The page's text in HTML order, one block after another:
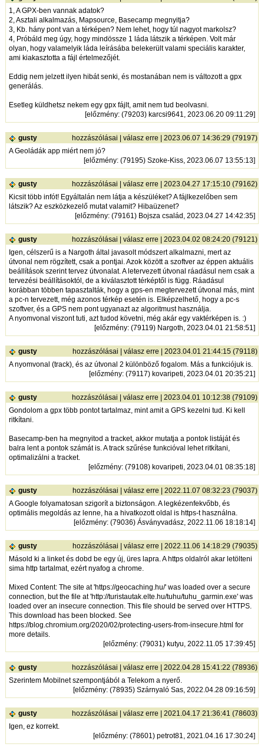
1, A GPX-ben vannak adatok?
2, Asztali alkalmazás, Mapsource, Basecamp megnyitja?
3, Kb. hány pont van a térképen? Nem lehet, hogy túl nagyot markolsz?
4, Próbáld meg úgy, hogy mindössze 1 láda látszik a térképen. Volt már
olyan, hogy valamelyik láda leírásába belekerült valami speciális karakter,
ami kiakasztotta a fájl értelmezőjét.
Eddig nem jelzett ilyen hibát senki, és mostanában nem is változott a gpx
generálás.
Esetleg küldhetsz nekem egy gpx fájlt, amit nem tud beolvasni.
[előzmény: (79203) karcsi9641, 2023.06.20 09:11:29]
gusty hozzászólásai |válasz erre | 2023.06.07 14:36:29 (79197)
A Geoládák app miért nem jó?
[előzmény: (79195) Szoke-Kiss, 2023.06.07 13:55:13]
gusty hozzászólásai |válasz erre | 2023.04.27 17:15:10 (79162)
Kicsit több infót! Egyáltalán nem látja a készüléket? A fájlkezelőben sem
látszik? Az eszközkezelő mutat valamit? Hibaüzenet?
[előzmény: (79161) Bojsza család, 2023.04.27 14:42:35]
gusty hozzászólásai |válasz erre | 2023.04.02 08:24:20 (79121)
Igen, célszerű is a Nargoth által javasolt módszert alkalmazni, mert az
útvonal nem rögzített, csak a pontjai. Azok között a szoftver az éppen aktuális
beállítások szerint tervez útvonalat. A letervezett útvonal ráadásul nem csak a
tervezési beállításoktól, de a kiválasztott térképtől is függ. Ráadásul
korábban többen tapasztalták, hogy a gps-en megtervezett útvonal más, mint
a pc-n tervezett, még azonos térkép esetén is. Elképzelhető, hogy a pc-s
szoftver, és a GPS nem pont ugyanazt az algoritmust használja.
A nyomvonal viszont tuti, azt tudod követni, még akár egy vaktérképen is. :)
[előzmény: (79119) Nargoth, 2023.04.01 21:58:51]
gusty hozzászólásai |válasz erre | 2023.04.01 21:44:15 (79118)
A nyomvonal (track), és az útvonal 2 különböző fogalom. Más a funkciójuk is.
[előzmény: (79117) kovaripeti, 2023.04.01 20:35:21]
gusty hozzászólásai |válasz erre | 2023.04.01 10:12:38 (79109)
Gondolom a gpx több pontot tartalmaz, mint amit a GPS kezelni tud. Ki kell
ritkítani.
Basecamp-ben ha megnyitod a tracket, akkor mutatja a pontok listáját és
balra lent a pontok számát is. A track szűrése funkcióval lehet ritkítani,
optimalizálni a tracket.
[előzmény: (79108) kovaripeti, 2023.04.01 08:35:18]
gusty hozzászólásai |válasz erre | 2022.11.07 08:32:23 (79037)
A Google folyamatosan szigorít a biztonságon. A legkézenfekvőbb, és
optimális megoldás az lenne, ha a hivatkozott oldal is https-t használna.
[előzmény: (79036) Ásványvadász, 2022.11.06 18:18:14]
gusty hozzászólásai |válasz erre | 2022.11.06 14:18:29 (79035)
Másold ki a linket és dobd be egy új, üres lapra. A https oldalról akar letölteni
sima http tartalmat, ezért nyafog a chrome.
Mixed Content: The site at 'https://geocaching.hu/' was loaded over a secure
connection, but the file at 'http://turistautak.elte.hu/tuhu/tuhu_garmin.exe' was
loaded over an insecure connection. This file should be served over HTTPS.
This download has been blocked. See
https://blog.chromium.org/2020/02/protecting-users-from-insecure.html for
more details.
[előzmény: (79031) kutyu, 2022.11.05 17:39:45]
gusty hozzászólásai |válasz erre | 2022.04.28 15:41:22 (78936)
Szerintem Mobilnet szempontjából a Telekom a nyerő.
[előzmény: (78935) Szárnyaló Sas, 2022.04.28 09:16:59]
gusty hozzászólásai |válasz erre | 2021.04.17 21:36:41 (78603)
Igen, ez korrekt.
[előzmény: (78601) petrot81, 2021.04.16 17:30:24]